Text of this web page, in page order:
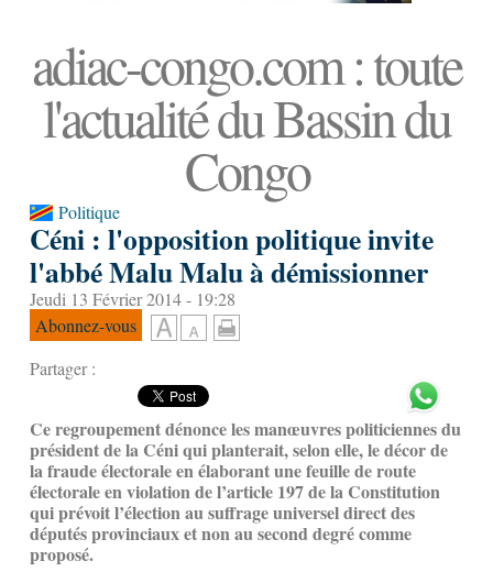
adiac-congo.com : toute
l'actualité du Bassin du
Congo
Politique
Céni : l'opposition politique invite
l'abbé Malu Malu à démissionner
Jeudi 13 Février 2014 - 19:28
Abonnez-vous
Partager :
Ce regroupement dénonce les manœuvres politiciennes du
président de la Céni qui planterait, selon elle, le décor de
la fraude électorale en élaborant une feuille de route
électorale en violation de l’article 197 de la Constitution
qui prévoit l’élection au suffrage universel direct des
députés provinciaux et non au second degré comme
proposé.